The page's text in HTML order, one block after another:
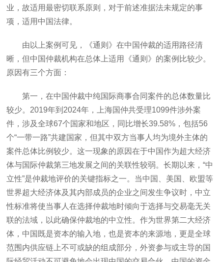
业，故适用最密切联系原则，对于前述准据法未规定的事
项，适用中国法律。
由以上案例可见，《通则》在中国仲裁的适用路径清
晰，但中国仲裁机构在总体上适用《通则》的案例比较少。
原因有三个方面：
第一，在中国仲裁中纯国际商事合同案件的总体数量比
较少。2019年到2024年，上海国仲共受理1099件涉外案
件，涉及全球67个国家和地区，同比增长39.58%，包括56
个“一带一路”共建国家，但其中双方当事人均为境外主体的
案件总体比例较少。这一现象的原因在于中国作为超大经济
体与国际仲裁第三地发展之间的关联性较弱。长期以来，“中
立性”是仲裁地评价的关键指标之一。当中国、美国、欧盟等
世界超大经济体及其内部成员的企业之间发生争议时，中立
性标准将使当事人在选择仲裁地时倾向于选择与交易毫无关
联的法域，以此确保仲裁地的中立性。作为世界第二大经济
体，中国既是资本的输入地，也是资本的来源地，更是全球
范围内供应链上不可或缺的组成部分，外资参与或主导的国